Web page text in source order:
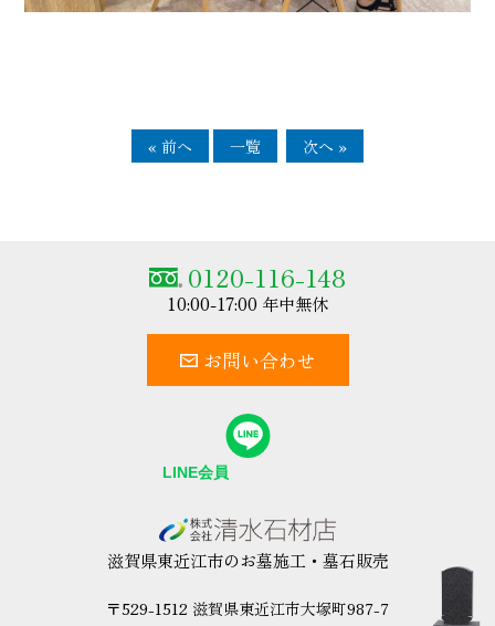
« 前へ 一覧 次へ »
0120-116-148
10:00-17:00 年中無休
お問い合わせ
滋賀県東近江市のお墓施工・墓石販売
〒529-1512 滋賀県東近江市大塚町987-7